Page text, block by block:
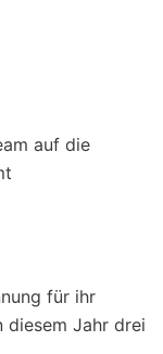
auf die
für ihr
diesem Jahr drei